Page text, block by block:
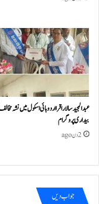
عبدالمجید سالار اقرا اردو ہائی اسکول میں نشہ
بیداری پروگرام
2 دن ago
جواب دیں